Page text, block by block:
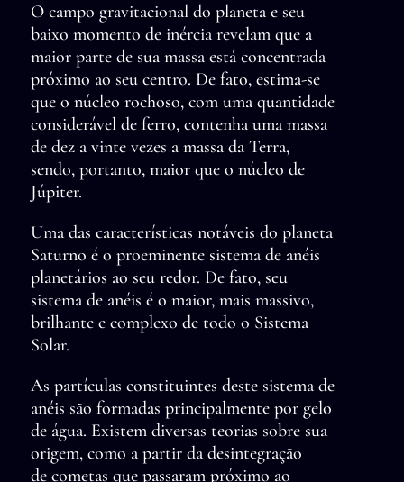
O campo gravitacional do planeta e seu
baixo momento de inércia revelam que a
maior parte de sua massa está concentrada
próximo ao seu centro. De fato, estima-se
que o núcleo rochoso, com uma quantidade
considerável de ferro, contenha uma massa
de dez a vinte vezes a massa da Terra,
sendo, portanto, maior que o núcleo de
Júpiter.
Uma das características notáveis do planeta
Saturno é o proeminente sistema de anéis
planetários ao seu redor. De fato, seu
sistema de anéis é o maior, mais massivo,
brilhante e complexo de todo o Sistema
Solar.
As partículas constituintes deste sistema de
anéis são formadas principalmente por gelo
de água. Existem diversas teorias sobre sua
origem, como a partir da desintegração
de cometas que passaram próximo ao